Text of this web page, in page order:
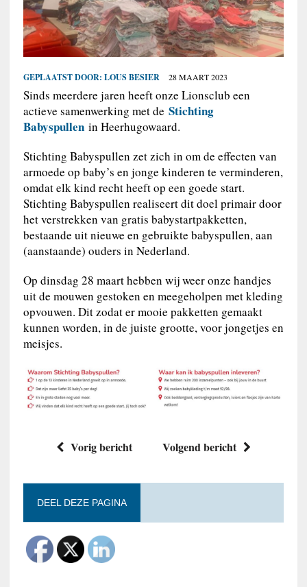
GEPLAATST DOOR: LOUS BESIER 28 MAART 2023
Sinds meerdere jaren heeft onze Lionsclub een
actieve samenwerking met de Stichting
Babyspullenin Heerhugowaard.
Stichting Babyspullen zet zich in om de effecten van
armoede op baby’s en jonge kinderen te verminderen,
omdat elk kind recht heeft op een goede start.
Stichting Babyspullen realiseert dit doel primair door
het verstrekken van gratis babystartpakketten,
bestaande uit nieuwe en gebruikte babyspullen, aan
(aanstaande) ouders in Nederland.
Op dinsdag 28 maart hebben wij weer onze handjes
uit de mouwen gestoken en meegeholpen met kleding
opvouwen. Dit zodat er mooie pakketten gemaakt
kunnen worden, in de juiste grootte, voor jongetjes en
meisjes.
Vorig bericht Volgend bericht
DEEL DEZE PAGINA